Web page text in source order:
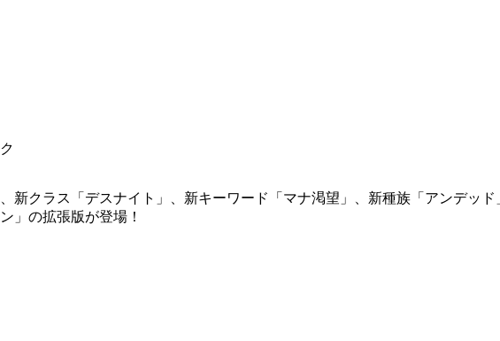
新クラス「デスナイト」、新キーワード「マナ渇望」、新種族「アンデッド
」の拡張版が登場！